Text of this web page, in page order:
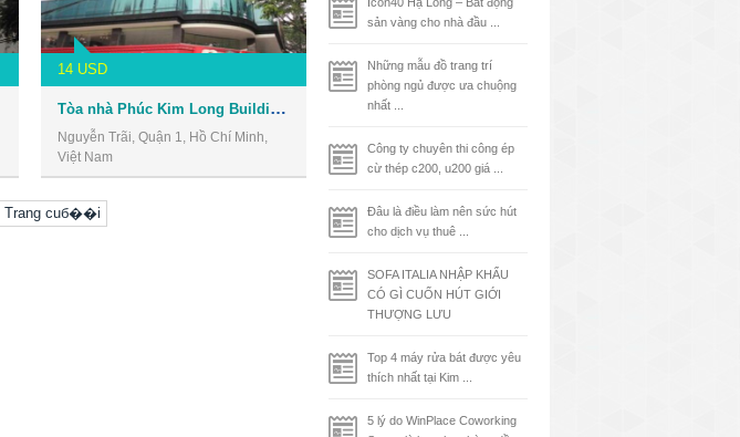
14 USD
Tòa nhà Phúc Kim Long Building - Văn phòng cho thuê Quận 1
Nguyễn Trãi, Quận 1, Hồ Chí Minh,
Việt Nam
Trang cuб��i
sản vàng cho nhà đầu ...
Những mẫu đồ trang trí
phòng ngủ được ưa chuộng
nhất ...
Công ty chuyên thi công ép
cừ thép c200, u200 giá ...
Đâu là điều làm nên sức hút
cho dịch vụ thuê ...
SOFA ITALIA NHẬP KHẨU
CÓ GÌ CUỐN HÚT GIỚI
THƯỢNG LƯU
Top 4 máy rửa bát được yêu
thích nhất tại Kim ...
5 lý do WinPlace Coworking